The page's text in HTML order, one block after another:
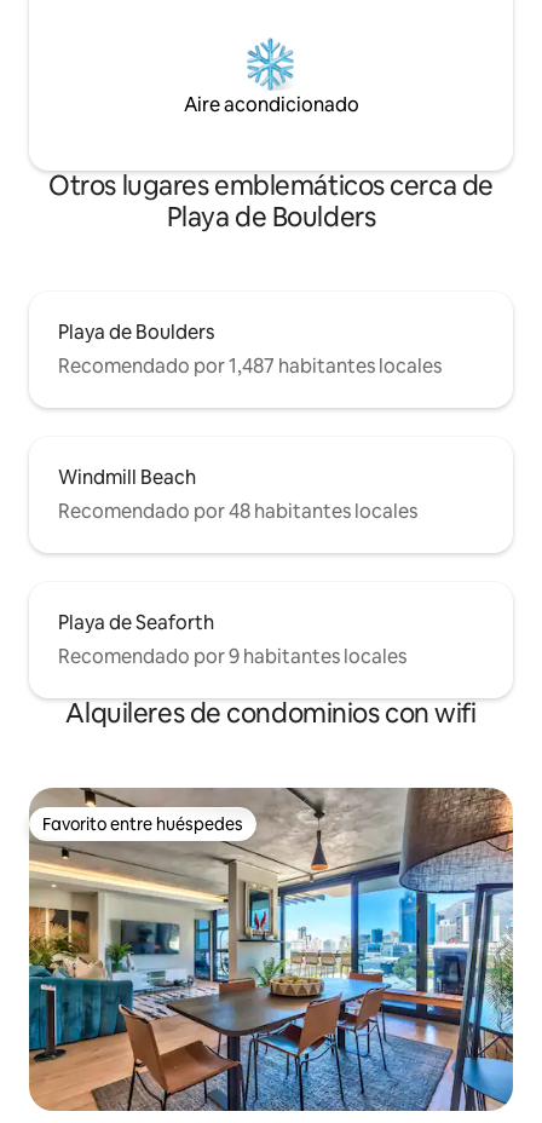
Aire acondicionado
Otros lugares emblemáticos cerca de
Playa de Boulders
Playa de Boulders
Recomendado por 1,487 habitantes locales
Windmill Beach
Recomendado por 48 habitantes locales
Playa de Seaforth
Recomendado por 9 habitantes locales
Alquileres de condominios con wifi
Favorito entre huéspedes
Favorito entre huéspedes